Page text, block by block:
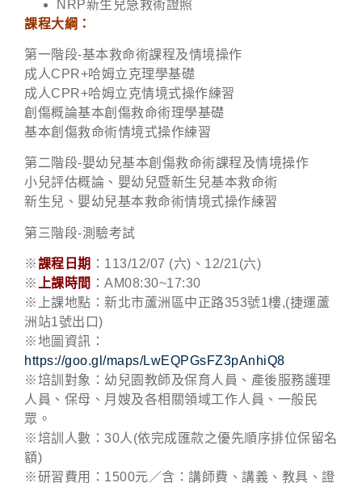
NRP新生兒急救術證照
課程大綱：
第一階段-基本救命術課程及情境操作
成人CPR+哈姆立克理學基礎
成人CPR+哈姆立克情境式操作練習
創傷概論基本創傷救命術理學基礎
基本創傷救命術情境式操作練習
第二階段-嬰幼兒基本創傷救命術課程及情境操作
小兒評估概論、嬰幼兒暨新生兒基本救命術
新生兒、嬰幼兒基本救命術情境式操作練習
第三階段-測驗考試
※課程日期 ：113/12/07 (六)、12/21(六)
※
上課時間 ：AM08:30~17:30
※上課地點：新北市蘆洲區中正路353號1樓,(捷運蘆
洲站1號出口)
※地圖資訊：
https://goo.gl/maps/LwEQPGsFZ3pAnhiQ8
※培訓對象：幼兒園教師及保育人員、產後服務護理
人員、保母、月嫂及各相關領域工作人員、一般民
眾。
※培訓人數：30人(依完成匯款之優先順序排位保留名
額)
※研習費用：1500元／含：講師費、講義、教具、證